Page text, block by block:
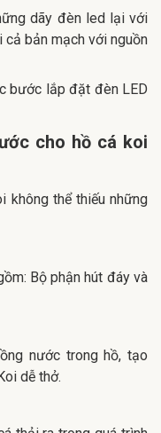
dãy đèn led lại với
cả bản mạch với nguồn
bước lắp đặt đèn LED
cho hồ cá koi
không thể thiếu những
Bộ phận hút đáy và
nước trong hồ, tạo
dễ thở.